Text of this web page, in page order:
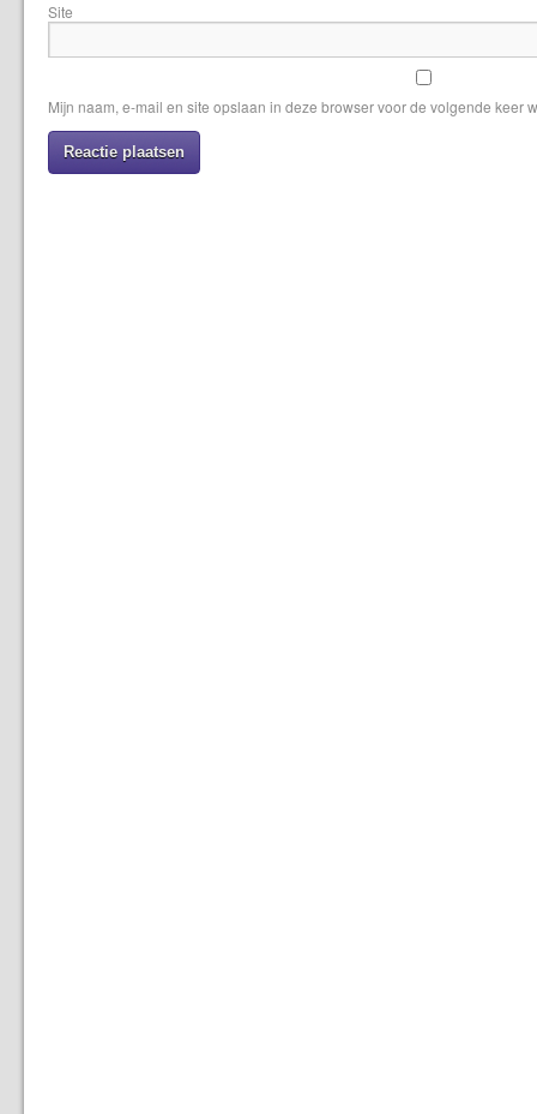
Site
Mijn naam, e-mail en site opslaan in deze browser voor de volgende keer